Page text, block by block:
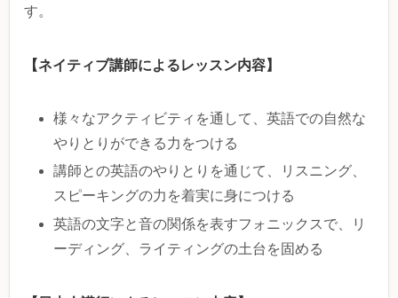
す。
【ネイティブ講師によるレッスン内容】
様々なアクティビティを通して、英語での自然な
やりとりができる力をつける
講師との英語のやりとりを通じて、リスニング、
スピーキングの力を着実に身につける
英語の文字と音の関係を表すフォニックスで、リ
ーディング、ライティングの土台を固める